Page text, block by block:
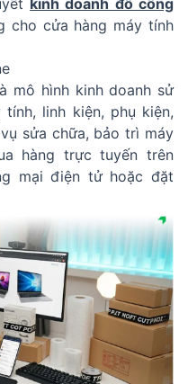
kinh doanh đồ công
cho cửa hàng máy tính
mô hình kinh doanh sử
linh kiện, phụ kiện,
sửa chữa, bảo trì máy
hàng trực tuyến trên
mại điện tử hoặc đặt